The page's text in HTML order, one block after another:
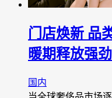
门店焕新 品
暖期释放强
国内